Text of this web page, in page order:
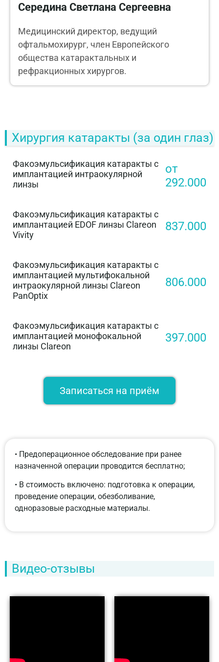
Середина Светлана Сергеевна
Медицинский директор, ведущий
офтальмохирург, член Европейского
общества катарактальных и
рефракционных хирургов.
Хирургия катаракты (за один глаз)
Факоэмульсификация катаракты с
имплантацией интраокулярной
линзы
от
292.000
Факоэмульсификация катаракты с
имплантацией EDOF линзы Clareon
Vivity
837.000
Факоэмульсификация катаракты с
имплантацией мультифокальной
интраокулярной линзы Clareon
PanOptix
806.000
Факоэмульсификация катаракты с
имплантацией монофокальной
линзы Clareon
397.000
Записаться на приём
• Предоперационное обследование при ранее
назначенной операции проводится бесплатно;
• В стоимость включено: подготовка к операции,
проведение операции, обезболивание,
одноразовые расходные материалы.
Видео-отзывы